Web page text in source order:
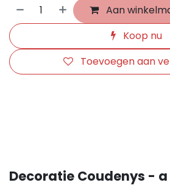
Aan
Koop nu
Toevoegen aan
Decoratie Coudenys -